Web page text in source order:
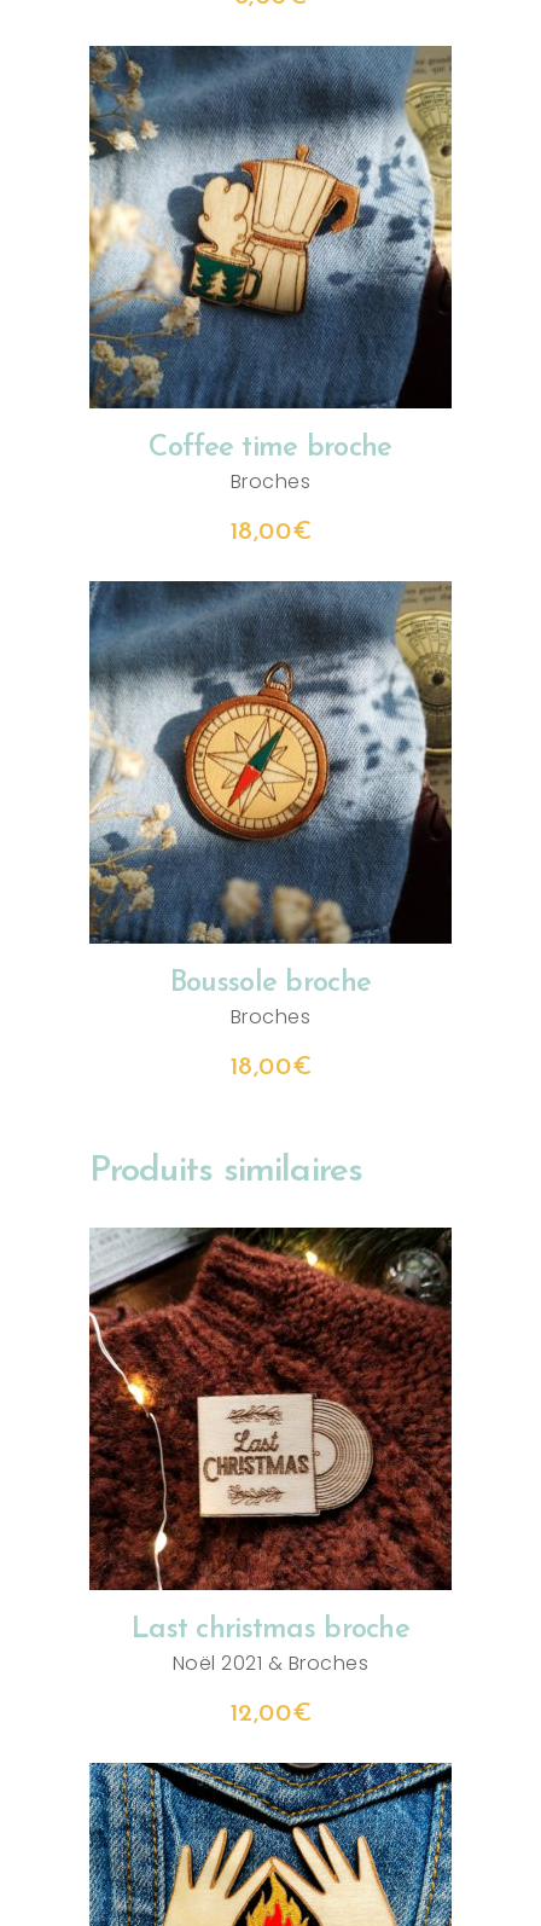
AJOUTER AU PANIER
Coffee time broche
Broches
18,00€
AJOUTER AU PANIER
Boussole broche
Broches
18,00€
Produits similaires
AJOUTER AU PANIER
Last christmas broche
Noël 2021 & Broches
12,00€